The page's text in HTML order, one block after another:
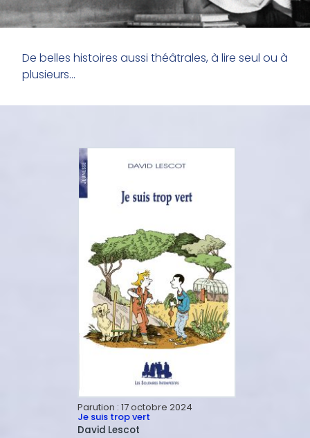
De belles histoires aussi théâtrales, à lire seul ou à
plusieurs...
Parution : 17 octobre 2024
Je suis trop vert
David Lescot